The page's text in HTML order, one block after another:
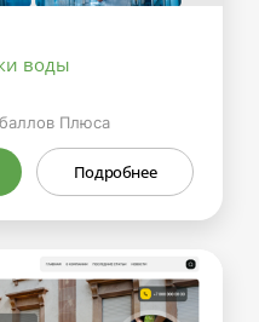
воды
баллов Плюса
Подробнее